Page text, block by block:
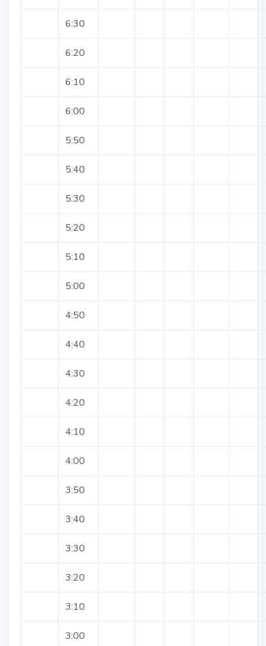
6:30
6:20
6:10
6:00
5:50
5:40
5:30
5:20
5:10
5:00
4:50
4:40
4:30
4:20
4:10
4:00
3:50
3:40
3:30
3:20
3:10
3:00